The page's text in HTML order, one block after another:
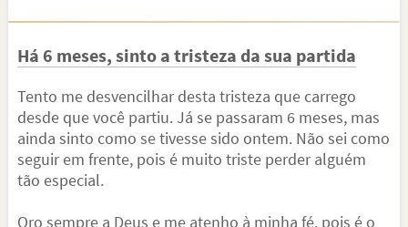
Há 6 meses, sinto a tristeza da sua partida
Tento me desvencilhar desta tristeza que carrego
desde que você partiu. Já se passaram 6 meses, mas
ainda sinto como se tivesse sido ontem. Não sei como
seguir em frente, pois é muito triste perder alguém
tão especial.
Oro sempre a Deus e me atenho à minha fé, pois é o